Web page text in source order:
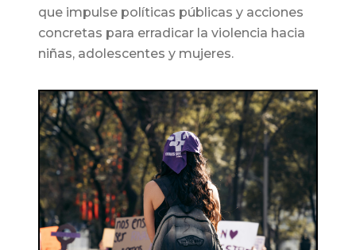
que impulse políticas públicas y acciones
concretas para erradicar la violencia hacia
niñas, adolescentes y mujeres.